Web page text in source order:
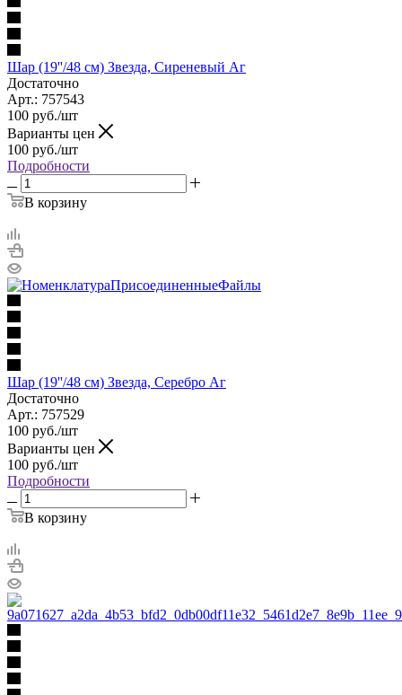
Шар (19''/48 см) Звезда, Сиреневый Аг
Достаточно
Арт.: 757543
100 руб./шт
Варианты цен
100 руб./шт
Подробности
В корзину
Шар (19''/48 см) Звезда, Серебро Аг
Достаточно
Арт.: 757529
100 руб./шт
Варианты цен
100 руб./шт
Подробности
В корзину